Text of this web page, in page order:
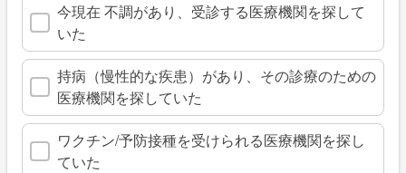
今現在 不調があり、受診する医療機関を探して
いた
持病（慢性的な疾患）があり、その診療のための
医療機関を探していた
ワクチン/予防接種を受けられる医療機関を探し
ていた